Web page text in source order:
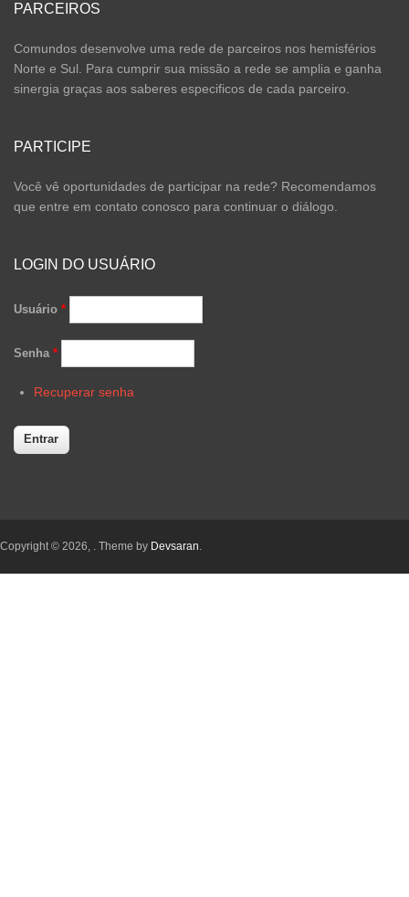
PARCEIROS
Comundos desenvolve uma rede de parceiros nos hemisférios
Norte e Sul. Para cumprir sua missão a rede se amplia e ganha
sinergia graças aos saberes especificos de cada parceiro.
PARTICIPE
Você vê oportunidades de participar na rede? Recomendamos
que entre em contato conosco para continuar o diálogo.
LOGIN DO USUÁRIO
Usuário *
Senha *
Recuperar senha
Copyright © 2026, . Theme by Devsaran.